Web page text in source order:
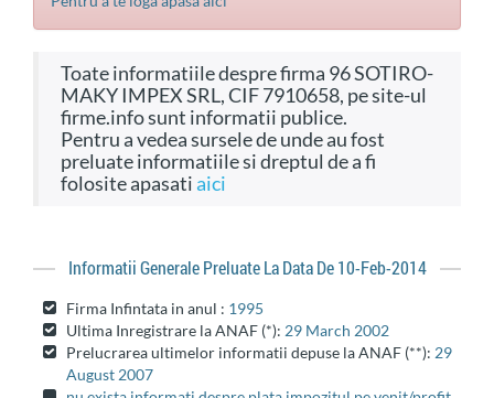
Toate informatiile despre firma 96 SOTIRO-
MAKY IMPEX SRL, CIF 7910658, pe site-ul
firme.info sunt informatii publice.
Pentru a vedea sursele de unde au fost
preluate informatiile si dreptul de a fi
folosite apasatiaici
Informatii Generale Preluate La Data De 10-Feb-2014
Firma Infintata in anul : 1995
Ultima Inregistrare la ANAF (*): 29 March 2002
Prelucrarea ultimelor informatii depuse la ANAF (**): 29
August 2007